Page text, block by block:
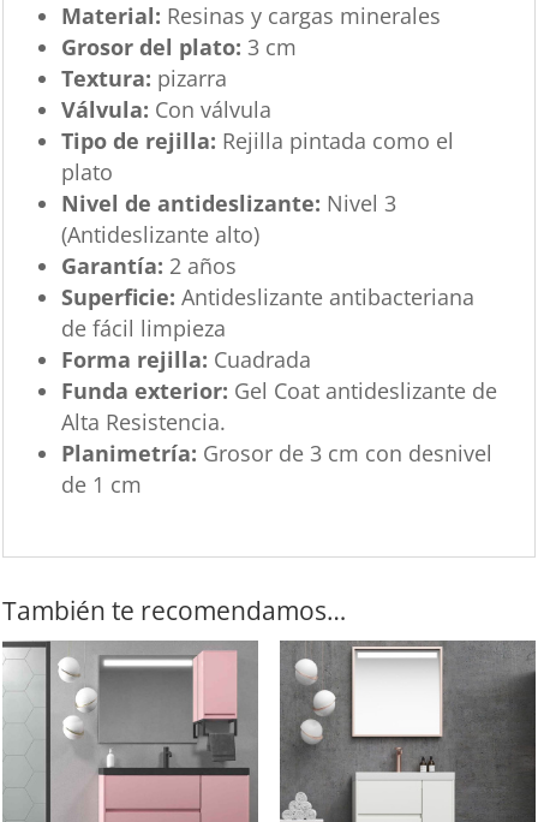
Material: Resinas y cargas minerales
Grosor del plato: 3 cm
Textura: pizarra
Válvula: Con válvula
Tipo de rejilla: Rejilla pintada como el
plato
Nivel de antideslizante: Nivel 3
(Antideslizante alto)
Garantía: 2 años
Superficie: Antideslizante antibacteriana
de fácil limpieza
Forma rejilla: Cuadrada
Funda exterior: Gel Coat antideslizante de
Alta Resistencia.
Planimetría: Grosor de 3 cm con desnivel
de 1 cm
También te recomendamos…